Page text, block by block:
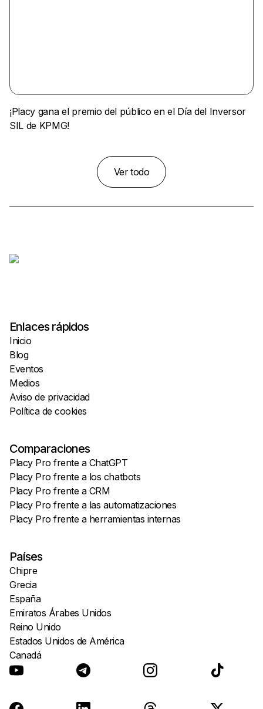
¡Placy gana el premio del público en el Día del Inversor
SIL de KPMG!
Ver todo
Enlaces rápidos
Inicio
Blog
Eventos
Medios
Aviso de privacidad
Política de cookies
Comparaciones
Placy Pro frente a ChatGPT
Placy Pro frente a los chatbots
Placy Pro frente a CRM
Placy Pro frente a las automatizaciones
Placy Pro frente a herramientas internas
Países
Chipre
Grecia
España
Emiratos Árabes Unidos
Reino Unido
Estados Unidos de América
Canadá